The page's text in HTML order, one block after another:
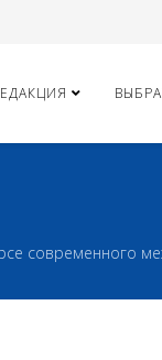
современного